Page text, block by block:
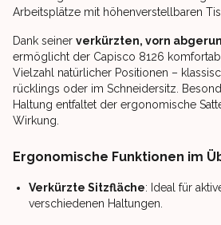
Arbeitsplätze mit höhenverstellbaren
Dank seiner verkürzten, vorn
ermöglicht der Capisco 8126
Vielzahl natürlicher Positionen –
rücklings oder im Schneidersitz.
Haltung entfaltet der ergonomische
Wirkung.
Ergonomische Funktionen im
Verkürzte Sitzfläche: Ideal für
verschiedenen Haltungen.